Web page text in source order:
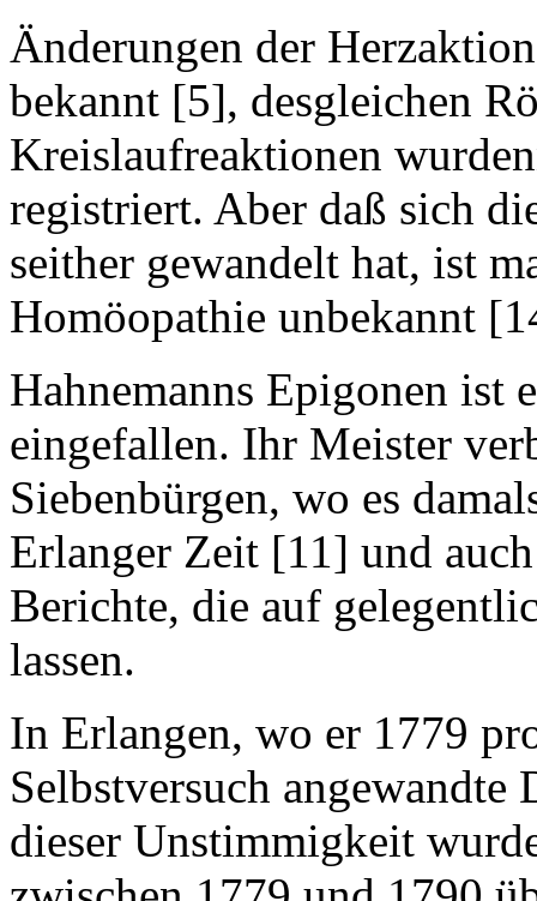
Änderungen der
bekannt [5], desgleichen
Kreislaufreaktionen
registriert. Aber daß sich
seither gewandelt hat, ist
Homöopathie unbekannt
Hahnemanns Epigonen ist
eingefallen. Ihr Meister
Siebenbürgen, wo es
Erlanger Zeit [11] und
Berichte, die auf
lassen.
In Erlangen, wo er 1779
Selbstversuch
dieser Unstimmigkeit